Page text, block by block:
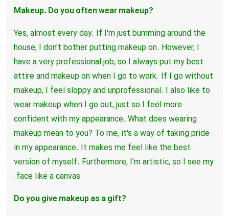
?Makeup. Do you often wear makeup
Yes, almost every day. If I'm just bumming around the
house, I don't bother putting makeup on. However, I
have a very professional job, so I always put my best
attire and makeup on when I go to work. If I go without
makeup, I feel sloppy and unprofessional. I also like to
wear makeup when I go out, just so I feel more
confident with my appearance. What does wearing
makeup mean to you? To me, it's a way of taking pride
in my appearance. It makes me feel like the best
version of myself. Furthermore, I'm artistic, so I see my
face like a canvas.
?Do you give makeup as a gift